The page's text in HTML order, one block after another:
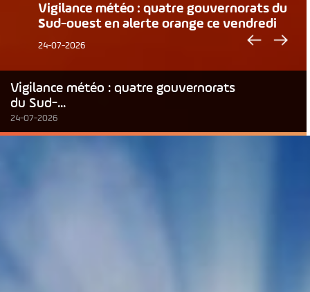
Vigilance météo : quatre gouvernorats du
Sud-ouest en alerte orange ce vendredi
24-07-2026
Vigilance météo : quatre gouvernorats
du Sud-...
24-07-2026